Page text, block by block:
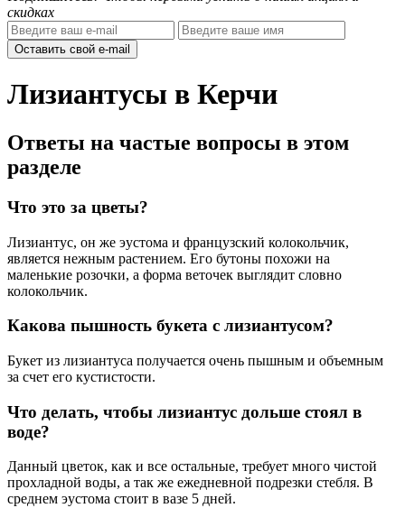
скидках
Оставить свой e-mail
Лизиантусы в Керчи
Ответы на частые вопросы в этом
разделе
Что это за цветы?
Лизиантус, он же эустома и французский колокольчик,
является нежным растением. Его бутоны похожи на
маленькие розочки, а форма веточек выглядит словно
колокольчик.
Какова пышность букета с лизиантусом?
Букет из лизиантуса получается очень пышным и объемным
за счет его кустистости.
Что делать, чтобы лизиантус дольше стоял в
воде?
Данный цветок, как и все остальные, требует много чистой
прохладной воды, а так же ежедневной подрезки стебля. В
среднем эустома стоит в вазе 5 дней.